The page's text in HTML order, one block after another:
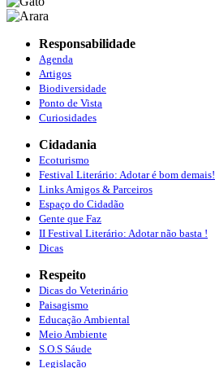
Responsabilidade
Agenda
Artigos
Biodiversidade
Ponto de Vista
Curiosidades
Cidadania
Ecoturismo
Festival Literário: Adotar é bom demais!
Links Amigos & Parceiros
Espaço do Cidadão
Gente que Faz
II Festival Literário: Adotar não basta !
Dicas
Respeito
Dicas do Veterinário
Paisagismo
Educação Ambiental
Meio Ambiente
S.O.S Sáude
Legislação